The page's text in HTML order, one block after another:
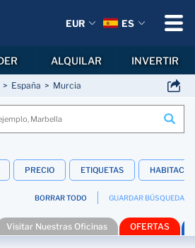
España Murcia
PRECIO ETIQUETAS
BORRAR TODO GUARDAR BÚSQUEDA
Visitar Nuestras Oficinas OFERTAS
EUR ES
ALQUILAR INVERTIR